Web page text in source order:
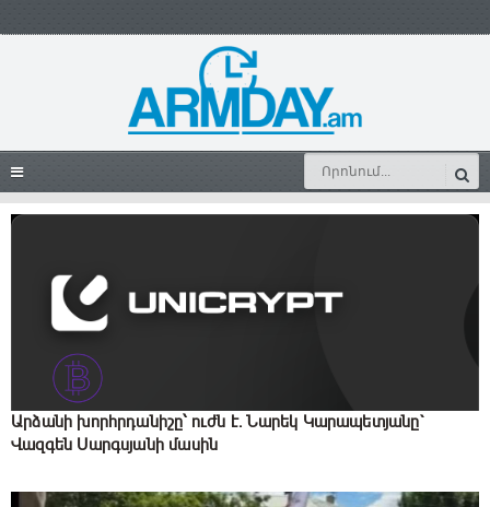
Արձանի խորհրդանիշը՝ ուժն է․ Նարեկ Կարապետյանը`
Վազգեն Սարգսյանի մասին